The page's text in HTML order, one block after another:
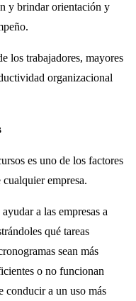
y brindar orientación y
los trabajadores, mayores
organizacional
es uno de los factores
empresa.
a las empresas a
qué tareas
sean más
o no funcionan
conducir a un uso más